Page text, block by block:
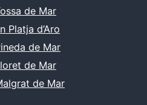
de Mar
Platja d’Aro
de Mar
de Mar
de Mar